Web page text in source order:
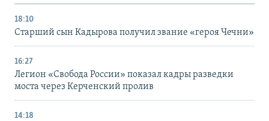
18:10
Старший сын Кадырова получил звание «героя Чечни»
16:27
Легион «Свобода России» показал кадры разведки
моста через Керченский пролив
14:18